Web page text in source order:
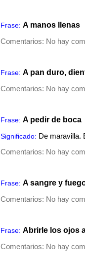
Frase: A manos llenas
Comentarios: No hay
Frase: A pan duro,
Comentarios: No hay
Frase: A pedir de boca
Significado: De maravilla.
Comentarios: No hay
Frase: A sangre y
Comentarios: No hay
Frase: Abrirle los ojos
Comentarios: No hay